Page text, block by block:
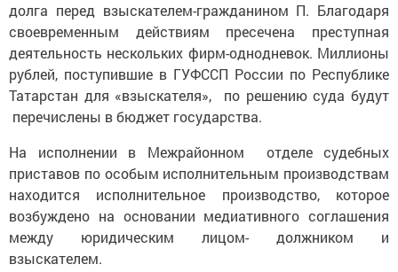
долга перед взыскателем-гражданином П. Благодаря
своевременным действиям пресечена преступная
деятельность нескольких фирм-однодневок. Миллионы
рублей, поступившие в ГУФССП России по Республике
Татарстан для «взыскателя», по решению суда будут
перечислены в бюджет государства.
На исполнении в Межрайонном отделе судебных
приставов по особым исполнительным производствам
находится исполнительное производство, которое
возбуждено на основании медиативного соглашения
между юридическим лицом- должником и
взыскателем.